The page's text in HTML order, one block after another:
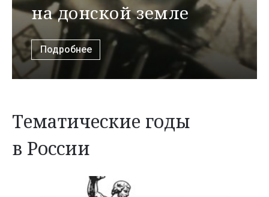
на донской земле
Подробнее
Тематические годы
в России